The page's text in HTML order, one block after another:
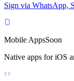
Sign via WhatsApp,
Mobile AppsSoon
Native apps for iOS